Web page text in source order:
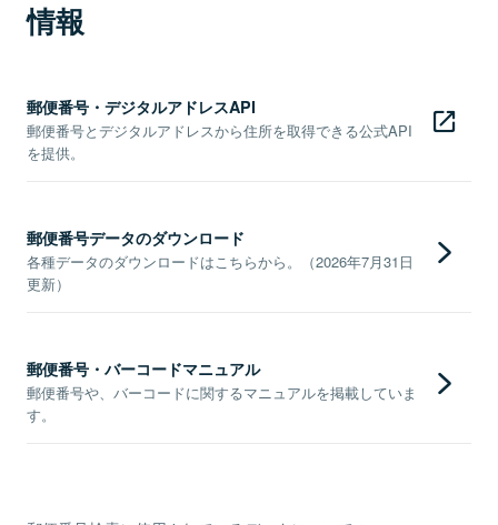
情報
郵便番号・デジタルアドレスAPI
郵便番号とデジタルアドレスから住所を取得できる公式API
を提供。
郵便番号データのダウンロード
各種データのダウンロードはこちらから。（2026年7月31日
更新）
郵便番号・バーコードマニュアル
郵便番号や、バーコードに関するマニュアルを掲載していま
す。